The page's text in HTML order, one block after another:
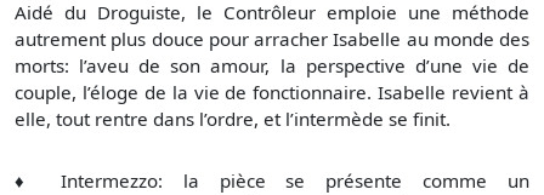
Aidé du Droguiste, le Contrôleur emploie une méthode
autrement plus douce pour arracher Isabelle au monde des
morts: l’aveu de son amour, la perspective d’une vie de
couple, l’éloge de la vie de fonctionnaire. Isabelle revient à
elle, tout rentre dans l’ordre, et l’intermède se finit.
♦
Intermezzo: la pièce se présente comme un